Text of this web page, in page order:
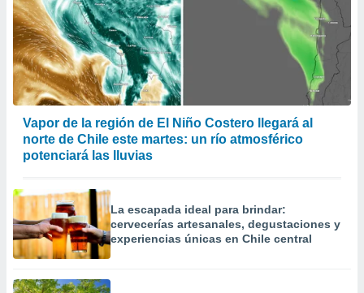
Vapor de la región de El Niño Costero llegará al
norte de Chile este martes: un río atmosférico
potenciará las lluvias
La escapada ideal para brindar:
cervecerías artesanales, degustaciones y
experiencias únicas en Chile central